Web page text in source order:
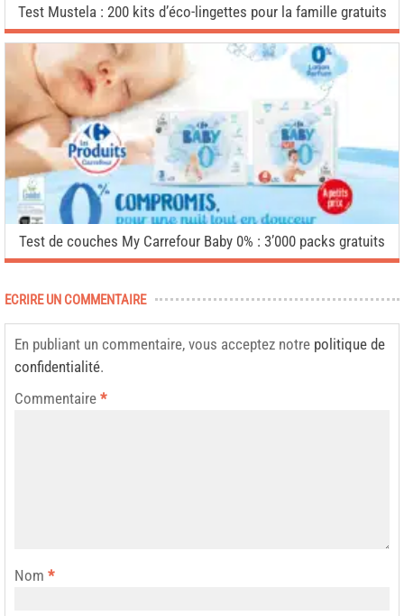
Test Mustela : 200 kits d’éco-lingettes pour la famille gratuits
Test de couches My Carrefour Baby 0% : 3’000 packs gratuits
ECRIRE UN COMMENTAIRE
En publiant un commentaire, vous acceptez notre politique de
confidentialité.
Commentaire *
Nom *